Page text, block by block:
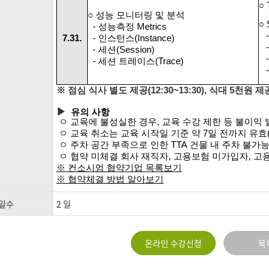
7.31.
○ 성능 모니터링 및 분석
- 성능측정 Metrics
- 인스턴스(Instance)
- 세션(Session)
- 세션 트레이스(Trace)
○
○
-
-
-
-
※ 점심 식사 별도 제공(12:30~13:30), 식대 5천원 제
▶
유의 사항
ㅇ 교육에 불성실한 경우, 교육 수강 제한 등 불이익
ㅇ 교육 취소는 교육 시작일 기준 약 7일 전까지 유효
ㅇ 주차 공간 부족으로 인한 TTA 건물 내 주차 불가능
ㅇ 협약 미체결 회사 재직자, 고용보험 미가입자, 고
※ 컨소시엄 협약기업 목록보기
※ 협약체결 방법 알아보기
수 2 일
온라인 수강신청 목